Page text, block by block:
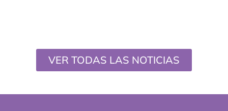
VER TODAS LAS NOTICIAS